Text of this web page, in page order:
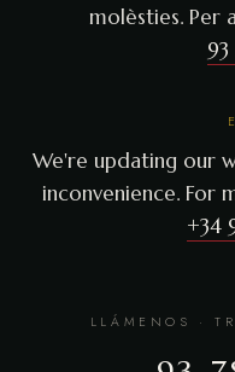
molèsties. Per
We're updating our
inconvenience. For
+34
LLÁMENOS ·